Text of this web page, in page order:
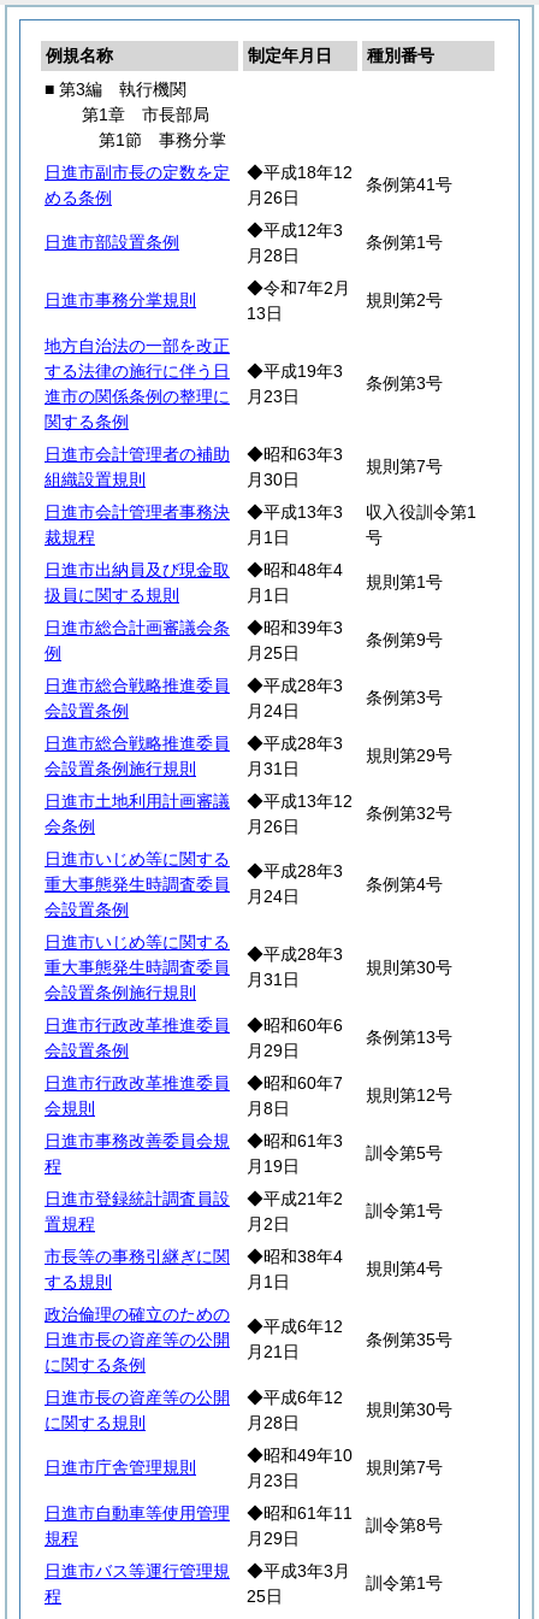
例規名称 制定年月日
種別番号
■ 第3編 執行機関
第1章 市長部局
第1節 事務分掌
日進市副市長の定数を定
める条例
◆平成18年12
月26日
条例第41号
日進市部設置条例
◆平成12年3
月28日
条例第1号
日進市事務分掌規則
◆令和7年2月
13日
規則第2号
地方自治法の一部を改正
する法律の施行に伴う日
進市の関係条例の整理に
関する条例
◆平成19年3
月23日
条例第3号
日進市会計管理者の補助
組織設置規則
◆昭和63年3
月30日
規則第7号
日進市会計管理者事務決
裁規程
◆平成13年3
月1日
収入役訓令第1
号
日進市出納員及び現金取
扱員に関する規則
◆昭和48年4
月1日
規則第1号
日進市総合計画審議会条
例
◆昭和39年3
月25日
条例第9号
日進市総合戦略推進委員
会設置条例
◆平成28年3
月24日
条例第3号
日進市総合戦略推進委員
会設置条例施行規則
◆平成28年3
月31日
規則第29号
日進市土地利用計画審議
会条例
◆平成13年12
月26日
条例第32号
日進市いじめ等に関する
重大事態発生時調査委員
会設置条例
◆平成28年3
月24日
条例第4号
日進市いじめ等に関する
重大事態発生時調査委員
会設置条例施行規則
◆平成28年3
月31日
規則第30号
日進市行政改革推進委員
会設置条例
◆昭和60年6
月29日
条例第13号
日進市行政改革推進委員
会規則
◆昭和60年7
月8日
規則第12号
日進市事務改善委員会規
程
◆昭和61年3
月19日
訓令第5号
日進市登録統計調査員設
置規程
◆平成21年2
月2日
訓令第1号
市長等の事務引継ぎに関
する規則
◆昭和38年4
月1日
規則第4号
政治倫理の確立のための
日進市長の資産等の公開
に関する条例
◆平成6年12
月21日
条例第35号
日進市長の資産等の公開
に関する規則
◆平成6年12
月28日
規則第30号
日進市庁舎管理規則
◆昭和49年10
月23日
規則第7号
日進市自動車等使用管理
規程
◆昭和61年11
月29日
訓令第8号
日進市バス等運行管理規
程
◆平成3年3月
25日
訓令第1号